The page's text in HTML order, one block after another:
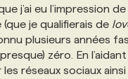
j’ai eu l’impression
(que je qualifierais de
plusieurs années
zéro. En l’aidant
réseaux sociaux ainsi